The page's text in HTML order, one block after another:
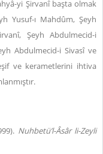
yi Şirvanî başta olmak
Yusuf-ı Mahdûm, Şeyh
Şeyh Abdulmecid-i
Abdulmecid-i Sivasî ve
ve kerametlerini ihtiva
Nuhbetü’l-Âsâr li-Zeyli